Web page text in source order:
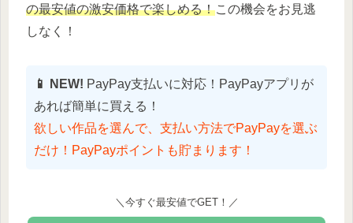
の最安値の激安価格で楽しめる！この機会をお見逃
しなく！
📱 NEW! PayPay支払いに対応！PayPayアプリが
あれば簡単に買える！
欲しい作品を選んで、支払い方法でPayPayを選ぶ
だけ！PayPayポイントも貯まります！
＼今すぐ最安値でGET！／